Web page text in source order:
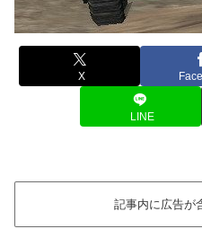
X
LINE
記事内に広告が